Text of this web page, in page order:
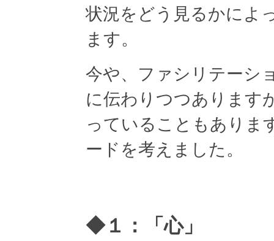
状況をどう見るかによ
ます。
今や、ファシリテーシ
に伝わりつつあります
っていることもありま
ードを考えました。
◆１：「心」